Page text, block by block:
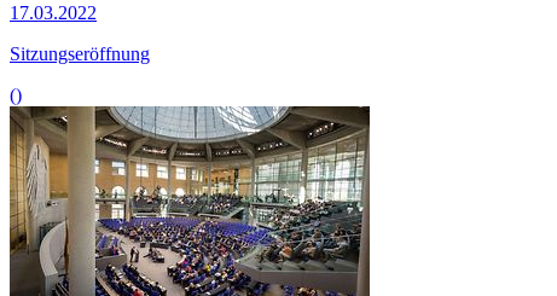
17.03.2022
Sitzungseröffnung
()